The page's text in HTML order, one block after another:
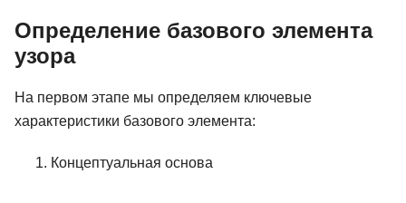
Определение базового элемента
узора
На первом этапе мы определяем ключевые
характеристики базового элемента:
Концептуальная основа